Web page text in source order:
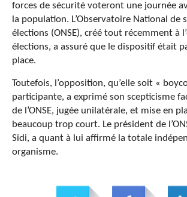
forces de sécurité voteront une journée
la population. L’Observatoire National de
élections (ONSE), créé tout récemment à
élections, a assuré que le dispositif était
place.
Toutefois, l’opposition, qu’elle soit «
participante, a exprimé son scepticisme
de l’ONSE, jugée unilatérale, et mise en
beaucoup trop court. Le président de
Sidi, a quant à lui affirmé la totale
organisme.